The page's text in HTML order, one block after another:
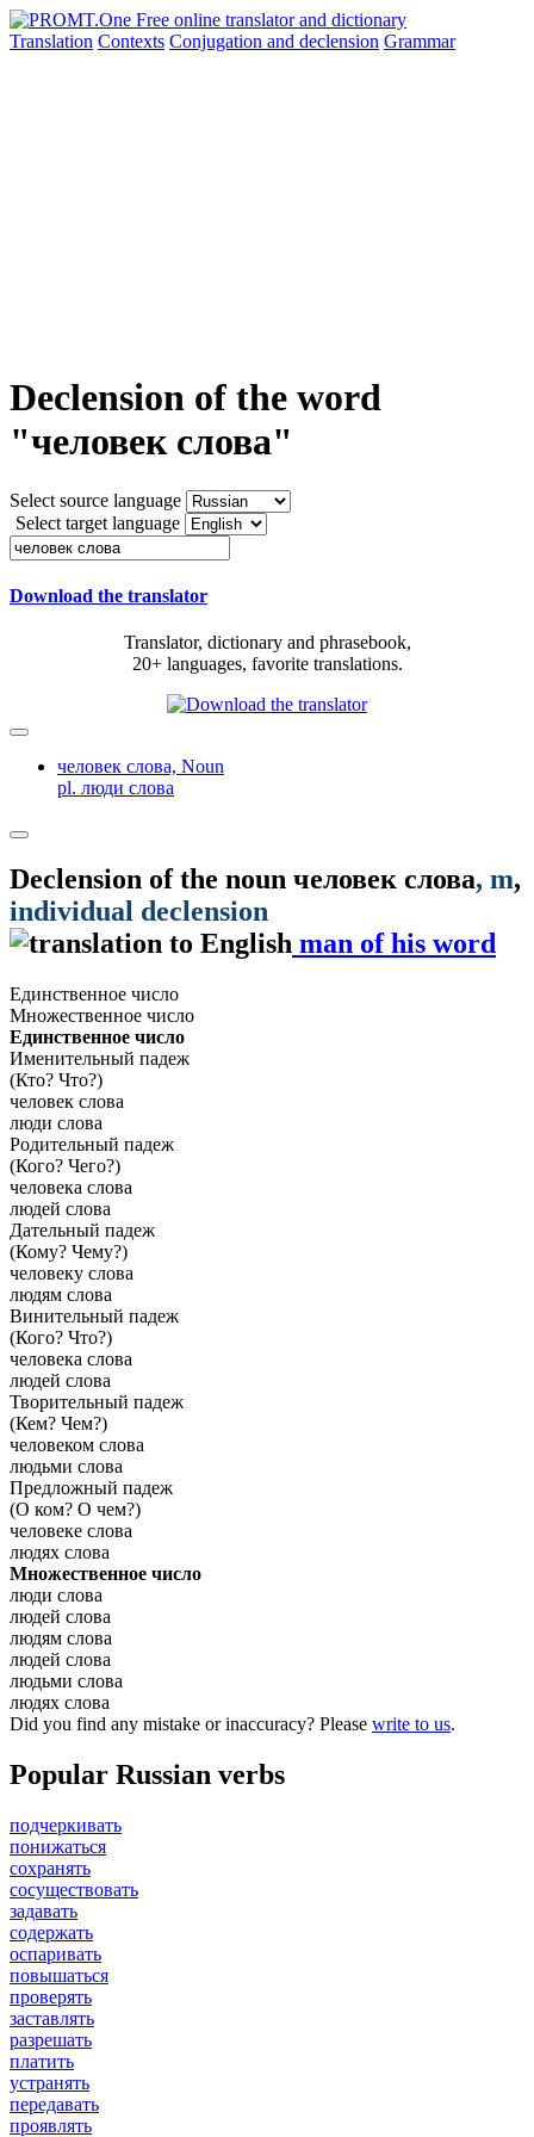
Translation Contexts Conjugation and declension Grammar
Declension of the word
"человек слова"
Select source language
Select target language
Download the translator
Translator, dictionary and phrasebook,
20+ languages, favorite translations.
человек слова, Noun
pl. люди слова
Declension of the noun человек слова, m,
individual declension
man of his word
Единственное число
Множественное число
Единственное число
Именительный падеж
(Кто? Что?)
человек слова
люди слова
Родительный падеж
(Кого? Чего?)
человека слова
людей слова
Дательный падеж
(Кому? Чему?)
человеку слова
людям слова
Винительный падеж
(Кого? Что?)
человека слова
людей слова
Творительный падеж
(Кем? Чем?)
человеком слова
людьми слова
Предложный падеж
(О ком? О чем?)
человеке слова
людях слова
Множественное число
люди слова
людей слова
людям слова
людей слова
людьми слова
людях слова
Did you find any mistake or inaccuracy? Please write to us.
Popular Russian verbs
подчеркивать
понижаться
сохранять
сосуществовать
задавать
содержать
оспаривать
повышаться
проверять
заставлять
разрешать
платить
устранять
передавать
проявлять